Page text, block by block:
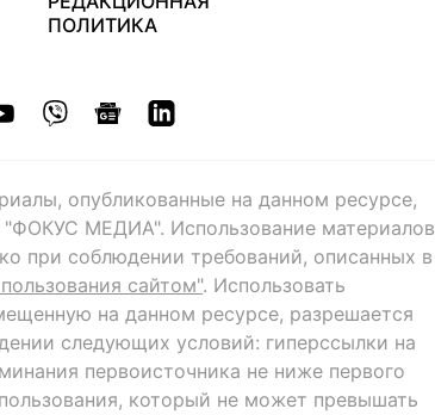
ПОЛИТИКА
опубликованные на данном ресурсе,
МЕДИА". Использование материалов
при соблюдении требований, описанных в
сайтом". Использовать
на данном ресурсе, разрешается
следующих условий: гиперссылки на
первоисточника не ниже первого
который не может превышать